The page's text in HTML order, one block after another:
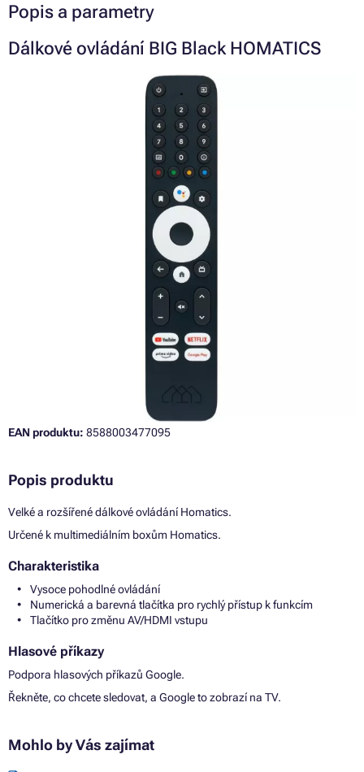
Popis a parametry
Dálkové ovládání BIG Black HOMATICS
EAN produktu: 8588003477095
Popis produktu
Velké a rozšířené dálkové ovládání Homatics.
Určené k multimediálním boxům Homatics.
Charakteristika
Vysoce pohodlné ovládání
Numerická a barevná tlačítka pro rychlý přístup k funkcím
Tlačítko pro změnu AV/HDMI vstupu
Hlasové příkazy
Podpora hlasových příkazů Google.
Řekněte, co chcete sledovat, a Google to zobrazí na TV.
Mohlo by Vás zajímat